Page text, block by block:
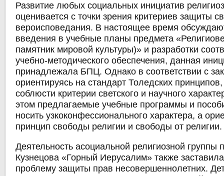
Развитие любых социальных инициатив
оценивается с точки зрения критериев защиты
вероисповедания. В настоящее время
введения в учебные планы предмета
памятник мировой культуры)» и разработки
учебно-методического обеспечения, данная
принадлежала БПЦ. Однако в соответствии с
ориентируясь на стандарт Толедских
соблюсти критерии светского и научного
этом предлагаемые учебные программы и
носить узкоконфессионального характера, а
принцип свободы религии и свободы от религии.
Деятельность асоциальной религиозной группы
Кузнецова «Горный Иерусалим» также
проблему защиты прав несовершеннолетних.